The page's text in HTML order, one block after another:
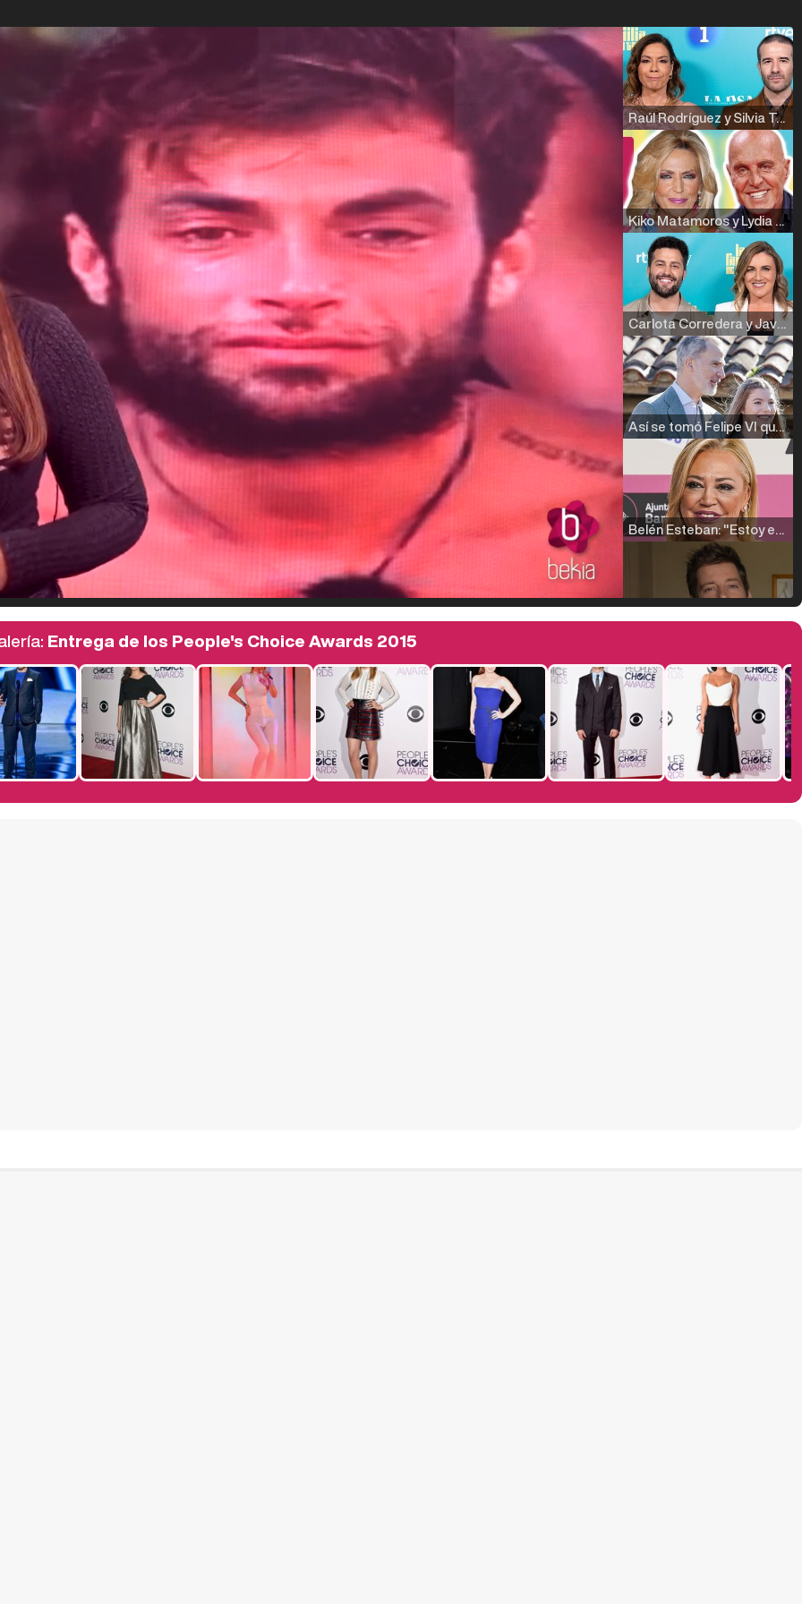
Raúl Rodríguez y Silvia Taulés nos cuentan su papel en 'La familia de la tele'
Kiko Matamoros y Lydia Lozano: "Nuestro público es de todas las edades y RTVE tiene un público muy pegado a las novelas, al que tenemos que captar"
Carlota Corredera y Javier de Hoyos: "La tele tiene que representar al público también y aquí están todos los perfiles posibles&quo;
Así se tomó Felipe VI que la Infanta Sofía no quisiera recibir formación militar
Belén Esteban: "Estoy emocionada, muy contenta y muy feliz por llegar a RTVE"
Magdalena de Suecia responde a las críticas y explica por qué le han permitido lanzar su propio negocio
Entrega de los People's Choice Awards 2015